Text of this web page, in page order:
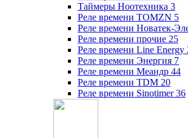
Таймеры Ноотехника 3
Реле времени TOMZN 5
Реле времени Новатек-
Реле времени прочие 25
Реле времени Line Energy
Реле времени Энергия 7
Реле времени Меандр 44
Реле времени TDM 20
Реле времени Sinotimer 36